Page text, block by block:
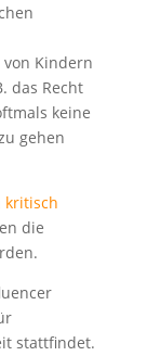
Kindern
das Recht
keine
gehen
kritisch
die
stattfindet.